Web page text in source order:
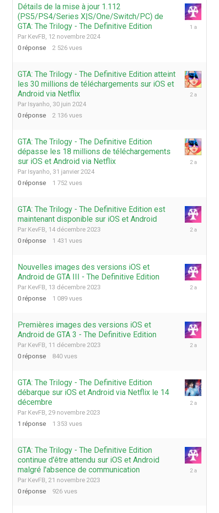
Détails de la mise à jour 1.112
(PS5/PS4/Series X|S/One/Switch/PC) de
GTA: The Trilogy - The Definitive Edition
Par KevFB, 12 novembre 2024
0 réponse 2 526 vues
12
GTA: The Trilogy - The Definitive Edition atteint
les 30 millions de téléchargements sur iOS et
Android via Netflix
Par Isyanho, 30 juin 2024
0 réponse 2 136 vues
30
GTA: The Trilogy - The Definitive Edition
dépasse les 18 millions de téléchargements
sur iOS et Android via Netflix
Par Isyanho, 31 janvier 2024
0 réponse 1 752 vues
31
GTA: The Trilogy - The Definitive Edition est
maintenant disponible sur iOS et Android
Par KevFB, 14 décembre 2023
0 réponse 1 431 vues
14
Nouvelles images des versions iOS et
Android de GTA III - The Definitive Edition
Par KevFB, 13 décembre 2023
0 réponse 1 089 vues
13
Premières images des versions iOS et
Android de GTA 3 - The Definitive Edition
Par KevFB, 11 décembre 2023
0 réponse 840 vues
11
GTA: The Trilogy - The Definitive Edition
débarque sur iOS et Android via Netflix le 14
décembre
Par KevFB, 29 novembre 2023
1 réponse 1 353 vues
GTA: The Trilogy - The Definitive Edition
continue d'être attendu sur iOS et Android
malgré l'absence de communication
Par KevFB, 21 novembre 2023
0 réponse 926 vues
21